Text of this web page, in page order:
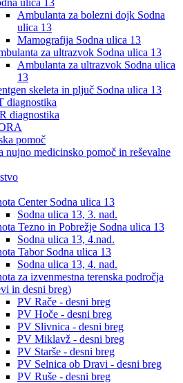
ulica 13
Ambulanta za bolezni dojk Sodna
ulica 13
Mamografija Sodna ulica 13
za ultrazvok Sodna ulica 13
Ambulanta za ultrazvok Sodna ulica
13
skeleta in pljuč Sodna ulica 13
diagnostika
diagnostika
pomoč
nujno medicinsko pomoč in reševalne
Center Sodna ulica 13
Sodna ulica 13, 3. nad.
Tezno in Pobrežje Sodna ulica 13
Sodna ulica 13, 4.nad.
Tabor Sodna ulica 13
Sodna ulica 13, 4. nad.
za izvenmestna terenska področja
in desni breg)
PV Rače - desni breg
PV Hoče - desni breg
PV Slivnica - desni breg
PV Miklavž - desni breg
PV Starše - desni breg
PV Selnica ob Dravi - desni breg
PV Ruše - desni breg